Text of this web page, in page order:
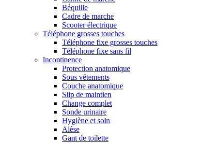
Béquille
Cadre de marche
Scooter électrique
Téléphone grosses touches
Téléphone fixe grosses touches
Téléphone fixe sans fil
Incontinence
Protection anatomique
Sous vêtements
Couche anatomique
Slip de maintien
Change complet
Sonde urinaire
Hygiène et soin
Alèse
Gant de toilette